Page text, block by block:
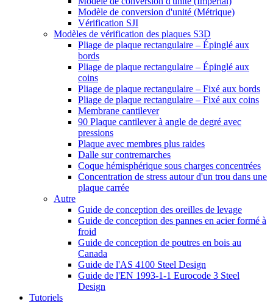
Modèle de conversion d'unité (Métrique)
Vérification SJI
Modèles de vérification des plaques S3D
Pliage de plaque rectangulaire – Épinglé aux
bords
Pliage de plaque rectangulaire – Épinglé aux
coins
Pliage de plaque rectangulaire – Fixé aux bords
Pliage de plaque rectangulaire – Fixé aux coins
Membrane cantilever
90 Plaque cantilever à angle de degré avec
pressions
Plaque avec membres plus raides
Dalle sur contremarches
Coque hémisphérique sous charges concentrées
Concentration de stress autour d'un trou dans une
plaque carrée
Autre
Guide de conception des oreilles de levage
Guide de conception des pannes en acier formé à
froid
Guide de conception de poutres en bois au
Canada
Guide de l'AS 4100 Steel Design
Guide de l'EN 1993-1-1 Eurocode 3 Steel
Design
Tutoriels